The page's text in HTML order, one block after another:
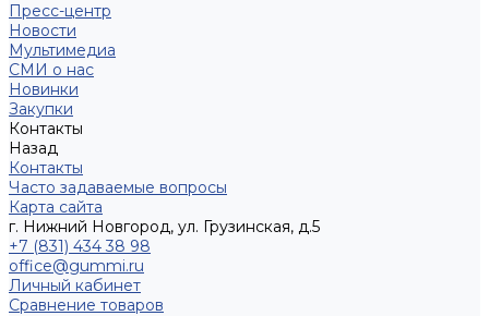
Пресс-центр
Новости
Мультимедиа
СМИ о нас
Новинки
Закупки
Контакты
Назад
Контакты
Часто задаваемые вопросы
Карта сайта
г. Нижний Новгород, ул. Грузинская, д.5
+7 (831) 434 38 98
office@gummi.ru
Личный кабинет
Сравнение товаров